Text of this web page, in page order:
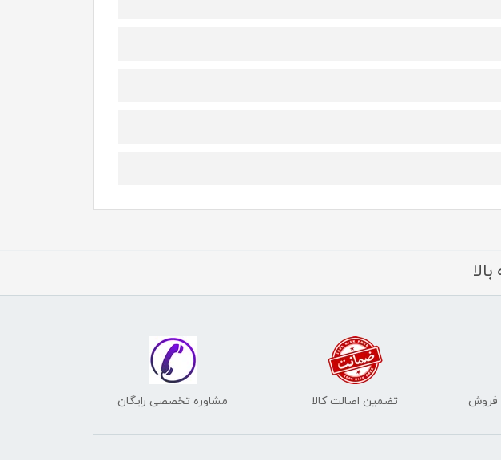
فروش تضمین اصالت کالا مشاوره تخصصی رایگان